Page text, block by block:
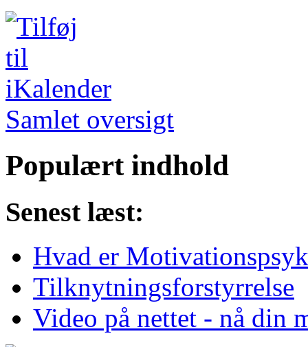
Samlet oversigt
Populært indhold
Senest læst:
Hvad er
Tilknytningsforstyrrelse
Video på nettet - nå din